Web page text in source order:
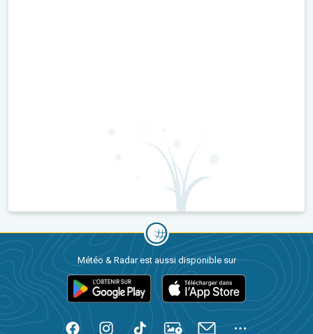
Météo & Radar est aussi disponible sur